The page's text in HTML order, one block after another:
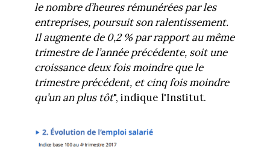
le nombre d’heures rémunérées par les
entreprises, poursuit son ralentissement.
Il augmente de 0,2 % par rapport au même
trimestre de l’année précédente, soit une
croissance deux fois moindre que le
trimestre précédent, et cinq fois moindre
qu’un an plus tôt", indique l'Institut.